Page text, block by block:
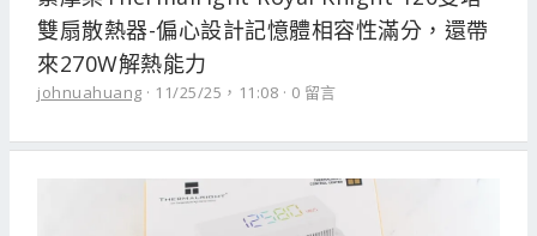
雙扇散熱器-偏心設計記憶體相容性滿分，還帶
來270W解熱能力
johnuahuang 11/25/25，11:08 0 留言